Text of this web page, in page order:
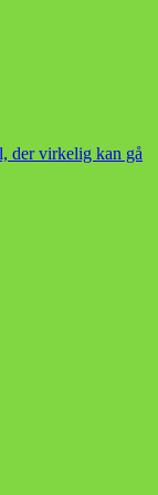
der virkelig kan gå